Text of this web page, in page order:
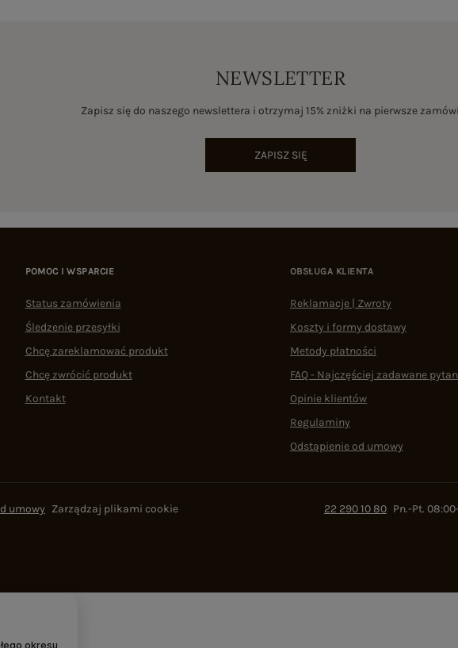
NEWSLETTER
Zapisz się do naszego newslettera i otrzymaj 15% zniżki na pierwsze
ZAPISZ SIĘ
POMOC I WSPARCIE
Status zamówienia
Śledzenie przesyłki
Chcę zareklamować produkt
Chcę zwrócić produkt
Kontakt
OBSŁUGA KLIENTA
Reklamacje | Zwroty
Koszty i formy dostawy
Metody płatności
FAQ - Najczęściej zadawane
Opinie klientów
Regulaminy
Odstąpienie od umowy
umowy Zarządzaj plikami cookie 22 290 10 80 Pn.-Pt.
okresu